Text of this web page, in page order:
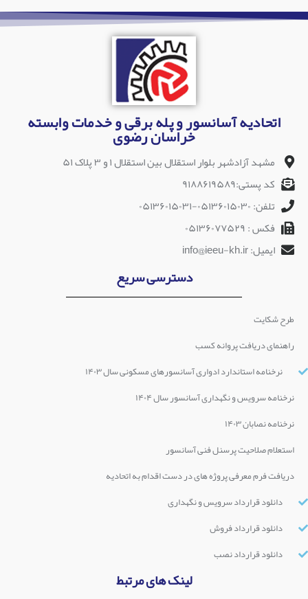
اتحادیه آسانسور و پله برقی و خدمات وابسته
خراسان رضوی
مشهد آزادشهر بلوار استقلال بین استقلال ۱ و ۳ پلاک ۵۱
کد پستی:۹۱۸۸۶۱۹۵۸۹
تلفن: ۰۵۱۳۶۰۱۵۰۳۰-۰۵۱۳۶۰۱۵۰۳۱
فکس : ۰۵۱۳۶۰۷۷۵۲۹
ایمیل: info@ieeu-kh.ir
دسترسی سریع
طرح شکایت
راهنمای دریافت پروانه کسب
نرخنامه استاندارد ادواری آسانسورهای مسکونی سال ۱۴۰۳
نرخنامه سرویس و نگهداری آسانسور سال ۱۴۰۴
نرخنامه نصابان ۱۴۰۳
استعلام صلاحیت پرسنل فنی آسانسور
دریافت فرم معرفی پروژه های در دست اقدام به اتحادیه
دانلود قرارداد سرویس و نگهداری
دانلود قرارداد فروش
دانلود قرارداد نصب
لینک های مرتبط